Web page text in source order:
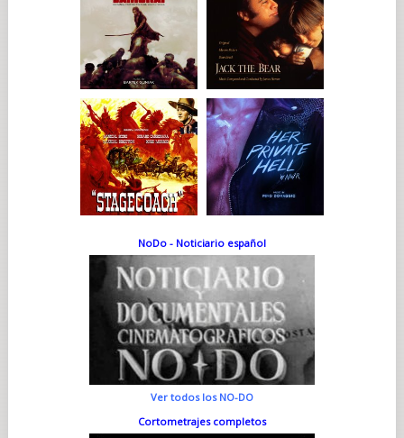
NoDo - Noticiario español
Ver todos los NO-DO
Cortometrajes completos